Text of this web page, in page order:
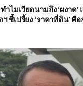
ำไมเวียดนามถึง ‘ผงาด
ชี้เปรี้ยง ‘ราคาที่ดิน’